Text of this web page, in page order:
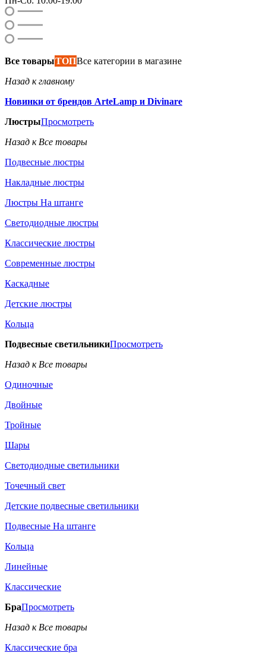
Все товарыТОПВсе категории в магазине
Назад к главному
Новинки от брендов ArteLamp и Divinare
ЛюстрыПросмотреть
Назад к Все товары
Подвесные люстры
Накладные люстры
Люстры На штанге
Светодиодные люстры
Классические люстры
Современные люстры
Каскадные
Детские люстры
Кольца
Подвесные светильникиПросмотреть
Назад к Все товары
Одиночные
Двойные
Тройные
Шары
Светодиодные светильники
Точечный свет
Детские подвесные светильники
Подвесные На штанге
Кольца
Линейные
Классические
БраПросмотреть
Назад к Все товары
Классические бра